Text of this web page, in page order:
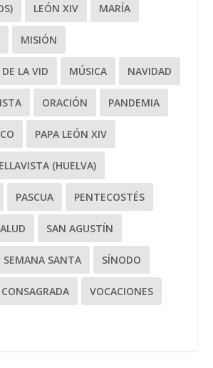
LEÓN XIV MARÍA
MISIÓN
LA VID MÚSICA NAVIDAD
ORACIÓN PANDEMIA
PAPA LEÓN XIV
(HUELVA)
PASCUA PENTECOSTÉS
SAN AGUSTÍN
SEMANA SANTA SÍNODO
VOCACIONES